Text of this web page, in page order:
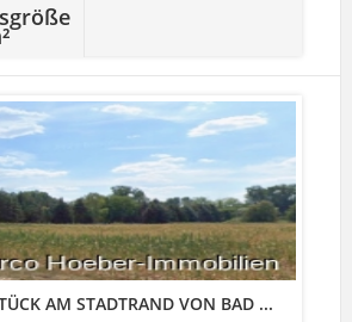
AM STADTRAND VON BAD ...